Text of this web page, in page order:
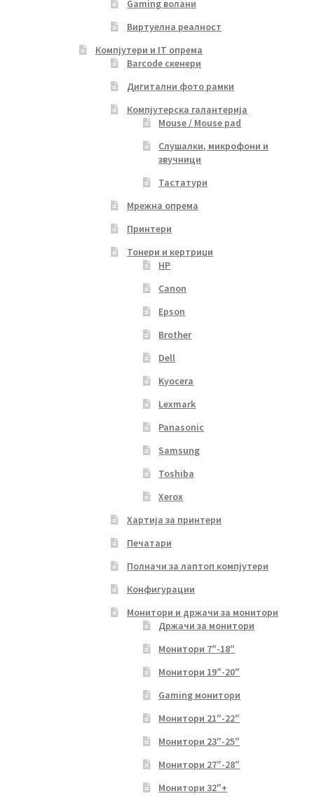
Gaming волани
Виртуелна реалност
Компјутери и IT опрема
Barcode скенери
Дигитални фото рамки
Компјутерска галантерија
Mouse / Mouse pad
Слушалки, микрофони и
звучници
Тастатури
Мрежна опрема
Принтери
Тонери и кертриџи
HP
Canon
Epson
Brother
Dell
Kyocera
Lexmark
Panasonic
Samsung
Toshiba
Xerox
Хартија за принтери
Печатари
Полначи за лаптоп компјутери
Конфигурации
Монитори и држачи за монитори
Држачи за монитори
Монитори 7″-18″
Монитори 19″-20″
Gaming монитори
Монитори 21″-22″
Монитори 23″-25″
Монитори 27″-28″
Монитори 32″+